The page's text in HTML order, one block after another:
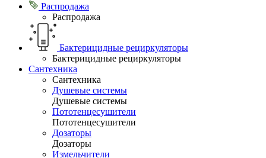
Распродажа
Распродажа
Бактерицидные рециркуляторы
Бактерицидные рециркуляторы
Сантехника
Сантехника
Душевые системы
Душевые системы
Пототенцесушители
Пототенцесушители
Дозаторы
Дозаторы
Измельчители